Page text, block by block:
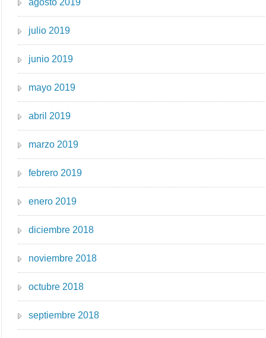
agosto 2019
julio 2019
junio 2019
mayo 2019
abril 2019
marzo 2019
febrero 2019
enero 2019
diciembre 2018
noviembre 2018
octubre 2018
septiembre 2018